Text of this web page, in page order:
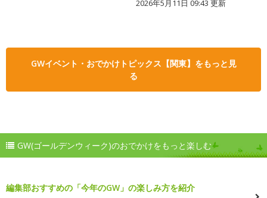
2026年5月11日 09:43 更新
GWイベント・おでかけトピックス【関東】をもっと見
る
GW(ゴールデンウィーク)のおでかけをもっと楽しむ
編集部おすすめの「今年のGW」の楽しみ方を紹介